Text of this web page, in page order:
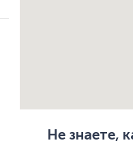
Не знаете,